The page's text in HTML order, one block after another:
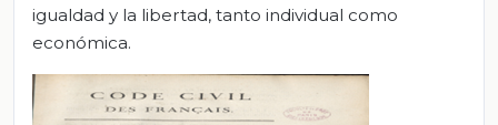
igualdad y la libertad, tanto individual como
económica.